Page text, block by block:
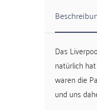
Das
natürlich
waren die
und uns